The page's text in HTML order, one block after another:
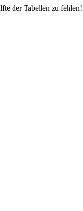
der Tabellen zu fehlen!